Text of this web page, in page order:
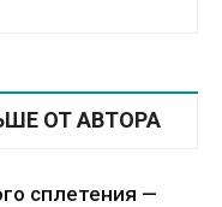
ОТ АВТОРА
сплетения —